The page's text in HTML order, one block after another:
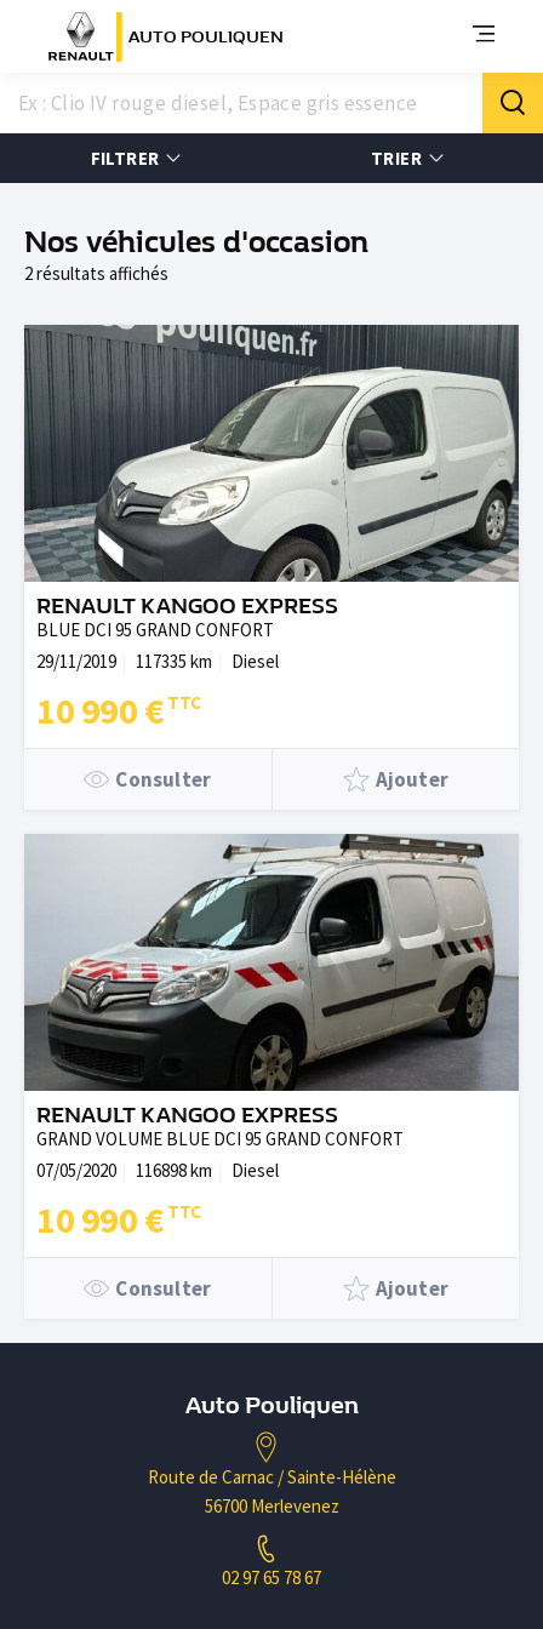
AUTO POULIQUEN
FILTRER TRIER
Nos véhicules d'occasion
2 résultats affichés
RENAULT KANGOO EXPRESS
BLUE DCI 95 GRAND CONFORT
29/11/2019
117335 km Diesel
10 990 €
Consulter Ajouter
RENAULT KANGOO EXPRESS
GRAND VOLUME BLUE DCI 95 GRAND CONFORT
07/05/2020
116898 km Diesel
10 990 €
Consulter Ajouter
Auto Pouliquen
Route de Carnac / Sainte-Hélène
56700 Merlevenez
02 97 65 78 67